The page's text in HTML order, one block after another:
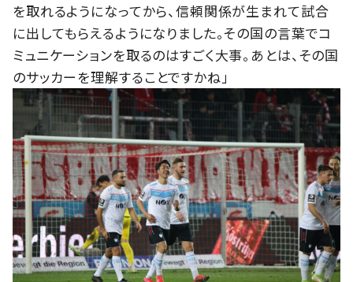
を取れるようになってから、信頼関係が生まれて試合
に出してもらえるようになりました。その国の言葉でコ
ミュニケーションを取るのはすごく大事。あとは、その国
のサッカーを理解することですかね」